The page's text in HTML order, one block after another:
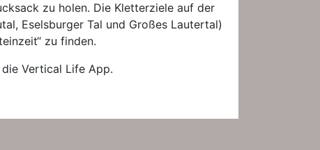
zu holen. Die Kletterziele auf der
Eselsburger Tal und Großes Lautertal)
zu finden.
Vertical Life App.